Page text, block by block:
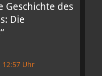
Geschichte des
Die
12:57 Uhr